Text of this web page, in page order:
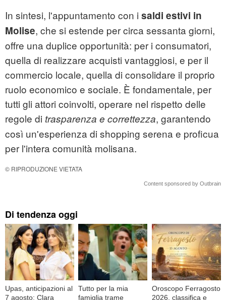
In sintesi, l'appuntamento con i saldi estivi in
Molise, che si estende per circa sessanta giorni,
offre una duplice opportunità: per i consumatori,
quella di realizzare acquisti vantaggiosi, e per il
commercio locale, quella di consolidare il proprio
ruolo economico e sociale. È fondamentale, per
tutti gli attori coinvolti, operare nel rispetto delle
regole di trasparenza e correttezza, garantendo
così un'esperienza di shopping serena e proficua
per l'intera comunità molisana.
© RIPRODUZIONE VIETATA
Content sponsored by Outbrain
Di tendenza oggi
Upas, anticipazioni al
7 agosto: Clara
Tutto per la mia
famiglia trame
Oroscopo Ferragosto
2026, classifica e